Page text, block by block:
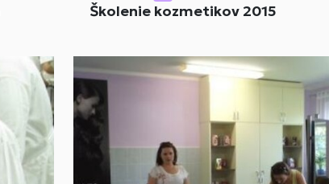
Školenie kozmetikov 2015